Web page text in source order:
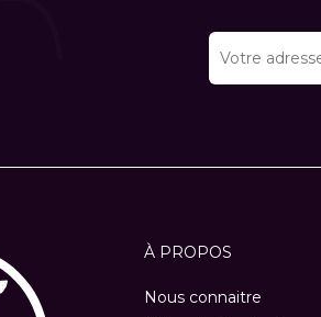
À PROPOS
Nous connaitre